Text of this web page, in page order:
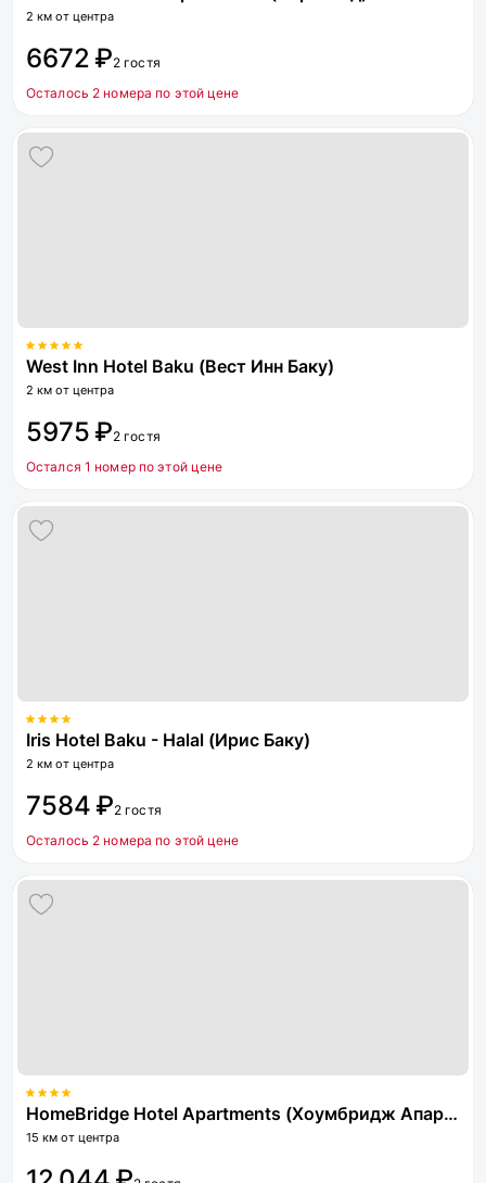
2 км от центра
6672 ₽2 гостя
Осталось 2 номера по этой цене
West Inn Hotel Baku (Вест Инн Баку)
2 км от центра
5975 ₽2 гостя
Остался 1 номер по этой цене
Iris Hotel Baku - Halal (Ирис Баку)
2 км от центра
7584 ₽2 гостя
Осталось 2 номера по этой цене
HomeBridge Hotel Apartments (Хоумбридж Апартментс)
15 км от центра